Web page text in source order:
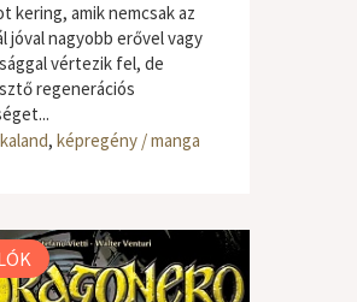
kering, amik nemcsak az
jóval nagyobb erővel vagy
vértezik fel, de
regenerációs
, képregény / manga